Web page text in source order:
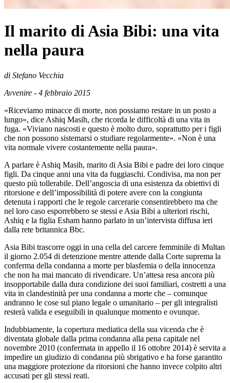
Il marito di Asia Bibi: una vita
nella paura
di Stefano Vecchia
Avvenire - 4 febbraio 2015
«Riceviamo minacce di morte, non possiamo restare in un posto a
lungo», dice Ashiq Masih, che ricorda le difficoltà di una vita in
fuga. «Viviano nascosti e questo è molto duro, soprattutto per i figli
che non possono sistemarsi o studiare regolarmente». «Non è una
vita normale vivere costantemente nella paura».
A parlare è Ashiq Masih, marito di Asia Bibi e padre dei loro cinque
figli. Da cinque anni una vita da fuggiaschi. Condivisa, ma non per
questo più tollerabile. Dell’angoscia di una esistenza da obiettivi di
ritorsione e dell’impossibilità di potere avere con la congiunta
detenuta i rapporti che le regole carcerarie consentirebbero ma che
nel loro caso esporrebbero se stessi e Asia Bibi a ulteriori rischi,
Ashiq e la figlia Esham hanno parlato in un’intervista diffusa ieri
dalla rete britannica Bbc.
Asia Bibi trascorre oggi in una cella del carcere femminile di Multan
il giorno 2.054 di detenzione mentre attende dalla Corte suprema la
conferma della condanna a morte per blasfemia o della innocenza
che non ha mai mancato di rivendicare. Un’attesa resa ancora più
insopportabile dalla dura condizione dei suoi familiari, costretti a una
vita in clandestinità per una condanna a morte che – comunque
andranno le cose sul piano legale o umanitario – per gli integralisti
resterà valida e eseguibili in qualunque momento e ovunque.
Indubbiamente, la copertura mediatica della sua vicenda che è
diventata globale dalla prima condanna alla pena capitale nel
novembre 2010 (confermata in appello il 16 ottobre 2014) è servita a
impedire un giudizio di condanna più sbrigativo e ha forse garantito
una maggiore protezione da ritorsioni che hanno invece colpito altri
accusati per gli stessi reati.